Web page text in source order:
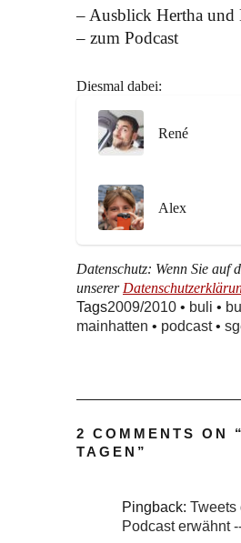
– Ausblick Hertha und
– zum Podcast
Diesmal dabei:
René
Alex
Datenschutz: Wenn Sie auf
unserer
Tags2009/2010 • buli •
mainhatten • podcast•
2 COMMENTS ON “
TAGEN ”
Pingback: Tweets
Podcast erwähnt